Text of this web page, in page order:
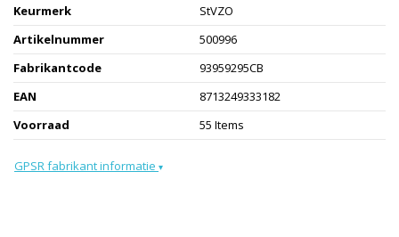
Keurmerk
StVZO
Artikelnummer
500996
Fabrikantcode
93959295CB
EAN
8713249333182
Voorraad
55 Items
GPSR fabrikant informatie ▾